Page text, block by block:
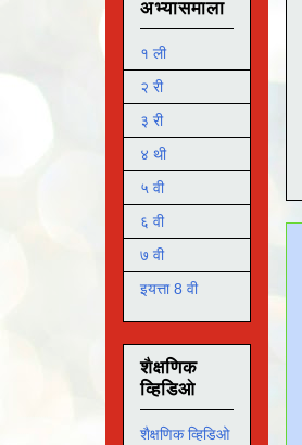
अभ्यासमाला
१ ली
२ री
३ री
४ थी
५ वी
६ वी
७ वी
इयत्ता 8 वी
शैक्षणिक
व्हिडिओ
शैक्षणिक व्हिडिओ